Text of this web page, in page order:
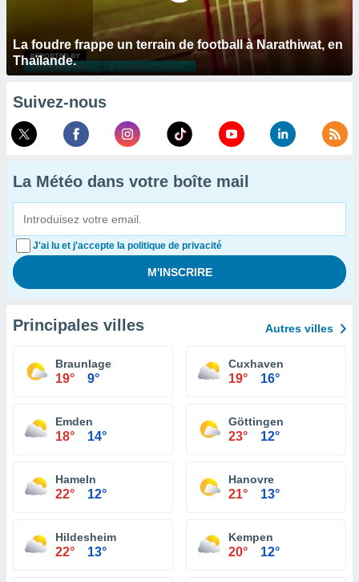
La foudre frappe un terrain de football à Narathiwat, en
Thaïlande.
Suivez-nous
La Météo dans votre boîte mail
J'ai lu et j'accepte la politique de privacité
Principales villes Autres villes
Braunlage
19° 9°
Cuxhaven
19° 16°
Emden
18° 14°
Göttingen
23° 12°
Hameln
22° 12°
Hanovre
21° 13°
Hildesheim
22° 13°
Kempen
20° 12°